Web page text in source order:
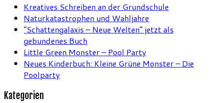
Kreatives Schreiben an der Grundschule
Naturkatastrophen und Wahljahre
“Schattengalaxis – Neue Welten” jetzt als
gebundenes Buch
Little Green Monster – Pool Party
Neues Kinderbuch: Kleine Grüne Monster – Die
Poolparty
Kategorien